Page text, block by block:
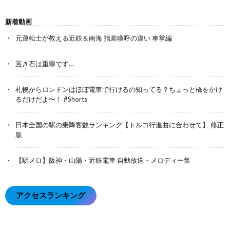
新着動画
元運転士が教える近鉄＆南海 指差喚呼の違い 車掌編
置き石は重罪です…
札幌からロンドンはほぼ電車で行けるの知ってる？ちょっと橋をかけ
るだけだよ〜！ #Shorts
日本全国の駅の乗降客数ランキング【トルコ行進曲に合わせて】 修正
版
【駅メロ】阪神・山陽・近鉄電車 自動放送・メロディー集
アクセスランキング